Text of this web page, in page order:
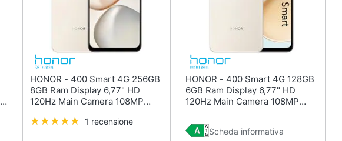
HONOR - 400 Smart 4G 256GB
8GB Ram Display 6,77" HD
120Hz Main Camera 108MP
Snapdragon 6s Gen 3 Android
1 recensione
HONOR - 400 Smart 4G 128GB
6GB Ram Display 6,77" HD
120Hz Main Camera 108MP
Snapdragon 685 Android
6500mAh Desert Gold
Scheda informativa